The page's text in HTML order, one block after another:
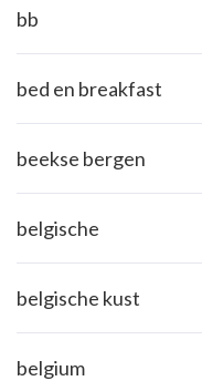
bb
bed en breakfast
beekse bergen
belgische
belgische kust
belgium